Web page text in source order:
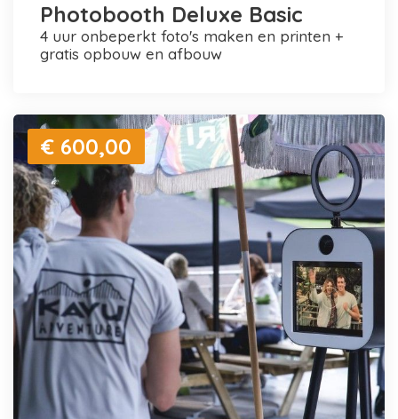
Photobooth Deluxe Basic
4 uur onbeperkt foto's maken en printen +
gratis opbouw en afbouw
€ 600,00